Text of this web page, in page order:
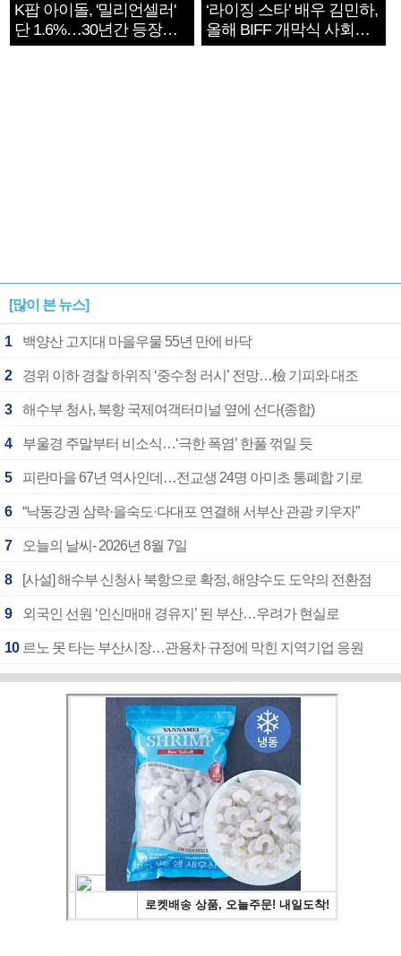
K팝 아이돌, '밀리언셀러'
단 1.6%…30년간 등장
1182개팀 전수조사
‘라이징 스타’ 배우 김민하,
올해 BIFF 개막식 사회자
확정
[많이 본 뉴스]
1 백양산 고지대 마을우물 55년 만에 바닥
2 경위 이하 경찰 하위직 ‘중수청 러시’ 전망…檢 기피와 대조
3 해수부 청사, 북항 국제여객터미널 옆에 선다(종합)
4 부울경 주말부터 비소식…‘극한 폭염’ 한풀 꺾일 듯
5 피란마을 67년 역사인데…전교생 24명 아미초 통폐합 기로
6 “낙동강권 삼락·을숙도·다대포 연결해 서부산 관광 키우자”
7 오늘의 날씨- 2026년 8월 7일
8 [사설] 해수부 신청사 북항으로 확정, 해양수도 도약의 전환점
9 외국인 선원 ‘인신매매 경유지’ 된 부산…우려가 현실로
10 르노 못 타는 부산시장…관용차 규정에 막힌 지역기업 응원